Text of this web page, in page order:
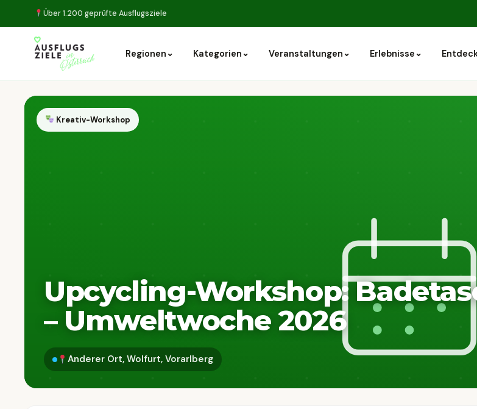
Über 1.200 geprüfte Ausflugsziele
Regionen ⌄ Kategorien ⌄ Veranstaltungen ⌄ Erlebnisse ⌄
Kreativ-Workshop
Upcycling-Workshop:
– Umweltwoche 2026
Anderer Ort, Wolfurt, Vorarlberg